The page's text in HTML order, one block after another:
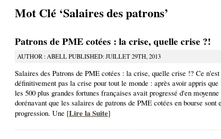
Mot Clé ‘Salaires des patrons’
Patrons de PME cotées : la crise, quelle crise ?!
AUTHOR : ABELL PUBLISHED: JUILLET 29TH, 2013
Salaires des Patrons de PME cotées : la crise, quelle crise !? Ce n'est
définitivement pas la crise pour tout le monde : après avoir appris
les 500 plus grandes fortunes françaises avait progressé d'en
dorénavant que les salaires de patrons de PME cotées en bourse sont
progression. Une [Lire la Suite]